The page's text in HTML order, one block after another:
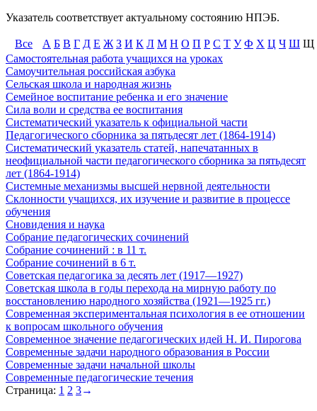
Указатель соответствует актуальному состоянию НПЭБ.
Все А Б В Г Д Е Ж З И К Л М Н О П Р С Т У Ф Х Ц Ч Ш Щ
Самостоятельная работа учащихся на уроках
Самоучительная российская азбука
Сельская школа и народная жизнь
Семейное воспитание ребенка и его значение
Сила воли и средства ее воспитания
Систематический указатель к официальной части
Педагогического сборника за пятьдесят лет (1864-1914)
Систематический указатель статей, напечатанных в
неофициальной части педагогического сборника за пятьдесят
лет (1864-1914)
Системные механизмы высшей нервной деятельности
Склонности учащихся, их изучение и развитие в процессе
обучения
Сновидения и наука
Собрание педагогических сочинений
Собрание сочинений : в 11 т.
Собрание сочинений в 6 т.
Советская педагогика за десять лет (1917—1927)
Советская школа в годы перехода на мирную работу по
восстановлению народного хозяйства (1921—1925 гг.)
Современная экспериментальная психология в ее отношении
к вопросам школьного обучения
Современное значение педагогических идей Н. И. Пирогова
Современные задачи народного образования в России
Современные задачи начальной школы
Современные педагогические течения
Страница: 1 2 3→